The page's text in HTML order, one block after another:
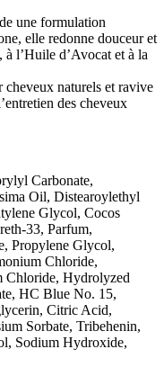
une formulation
elle redonne douceur et
l’Huile d’Avocat et à la
naturels et ravive
des cheveux
Carbonate,
Oil, Distearoylethyl
Glycol, Cocos
33, Parfum,
Propylene Glycol,
Chloride,
Chloride, Hydrolyzed
HC Blue No. 15,
Citric Acid,
Sorbate, Tribehenin,
Sodium Hydroxide,